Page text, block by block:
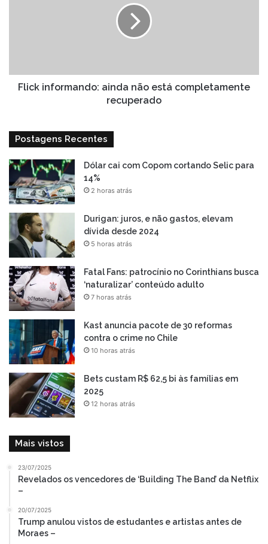
Flick informando: ainda não está completamente
recuperado
Postagens Recentes
Dólar cai com Copom cortando Selic para
14%
2 horas atrás
Durigan: juros, e não gastos, elevam
dívida desde 2024
5 horas atrás
Fatal Fans: patrocínio no Corinthians busca
‘naturalizar’ conteúdo adulto
7 horas atrás
Kast anuncia pacote de 30 reformas
contra o crime no Chile
10 horas atrás
Bets custam R$ 62,5 bi às famílias em
2025
12 horas atrás
Mais vistos
23/07/2025
Revelados os vencedores de ‘Building The Band’ da Netflix
–
20/07/2025
Trump anulou vistos de estudantes e artistas antes de
Moraes –